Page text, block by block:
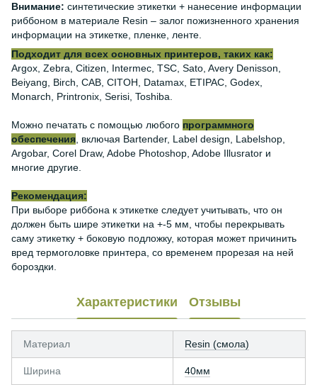
Внимание: синтетические этикетки + нанесение информации
риббоном в материале Resin – залог пожизненного хранения
информации на этикетке, пленке, ленте.
Подходит для всех основных принтеров, таких как:
Argox, Zebra, Citizen, Intermec, TSC, Sato, Avery Denisson,
Beiyang, Birch, CAB, CITOH, Datamax, ETIPAC, Godex,
Monarch, Printronix, Serisi, Toshiba.
Можно печатать с помощью любого программного
обеспечения , включая Bartender, Label design, Labelshop,
Argobar, Corel Draw, Adobe Photoshop, Adobe Illusrator и
многие другие.
Рекомендация:
При выборе риббона к этикетке следует учитывать, что он
должен быть шире этикетки на +-5 мм, чтобы перекрывать
саму этикетку + боковую подложку, которая может причинить
вред термоголовке принтера, со временем прорезая на ней
бороздки.
Характеристики Отзывы
Материал Resin (смола)
Ширина 40мм